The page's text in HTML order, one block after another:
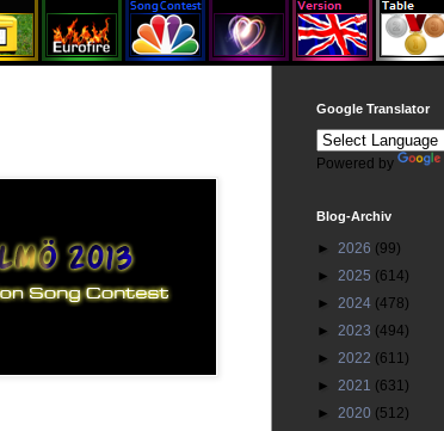
Google Translator
Powered by
Blog-Archiv
► 2026 (99)
► 2025 (614)
► 2024 (478)
► 2023 (494)
► 2022 (611)
► 2021 (631)
► 2020 (512)